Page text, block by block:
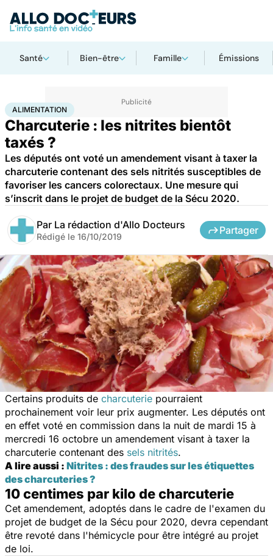
Santé Bien-être Famille Émissions
AccueilBien-être Nutrition Alimentation
ALIMENTATION
Charcuterie : les nitrites bientôt
taxés ?
Les députés ont voté un amendement visant à taxer la
charcuterie contenant des sels nitrités susceptibles de
favoriser les cancers colorectaux. Une mesure qui
s’inscrit dans le projet de budget de la Sécu 2020.
Par La rédaction d'Allo Docteurs
Rédigé le 16/10/2019
Partager
Certains produits de charcuterie pourraient
prochainement voir leur prix augmenter. Les députés ont
en effet voté en commission dans la nuit de mardi 15 à
mercredi 16 octobre un amendement visant à taxer la
charcuterie contenant des sels nitrités.
A lire aussi : Nitrites : des fraudes sur les étiquettes
des charcuteries ?
10 centimes par kilo de charcuterie
Cet amendement, adoptés dans le cadre de l'examen du
projet de budget de la Sécu pour 2020, devra cependant
être revoté dans l'hémicycle pour être intégré au projet
de loi.